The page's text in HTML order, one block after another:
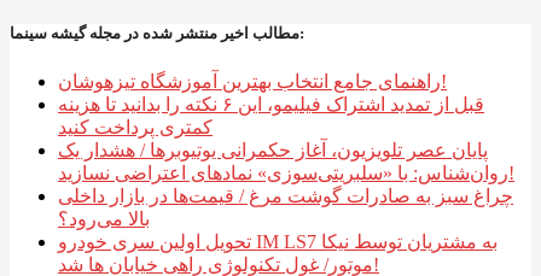
مطالب اخیر منتشر شده در مجله گیشه سینما:
راهنمای جامع انتخاب بهترین آموزشگاه تیزهوشان!
قبل از تمدید اشتراک فیلیمو، این ۶ نکته را بدانید تا هزینه
کمتری پرداخت کنید
پایان عصر تلویزیون، آغاز حکمرانی یوتیوبرها / هشدار یک
روان‌شناس: با «سلبریتی‌سوزی» نمادهای اعتراضی نسازید!
چراغ سبز به صادرات گوشت مرغ / قیمت‌ها در بازار داخلی
بالا می‌رود؟
تحویل اولین سری خودرو IM LS7 به مشتریان توسط نیکا
موتور/ غول تکنولوژی راهی خیابان ها شد!